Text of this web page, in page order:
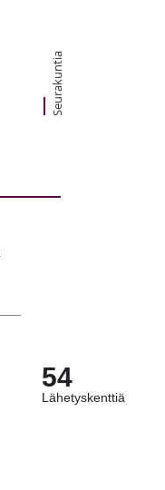
Seurakuntia
54
Lähetyskenttiä